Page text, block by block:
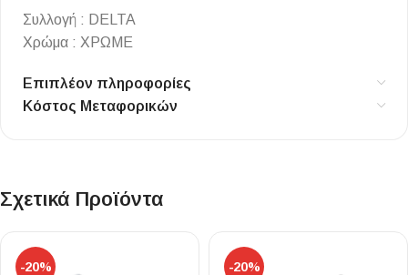
Συλλογή : DELTA
Χρώμα : ΧΡΩΜΕ
Επιπλέον πληροφορίες
Κόστος Μεταφορικών
Σχετικά Προϊόντα
-20% -20%